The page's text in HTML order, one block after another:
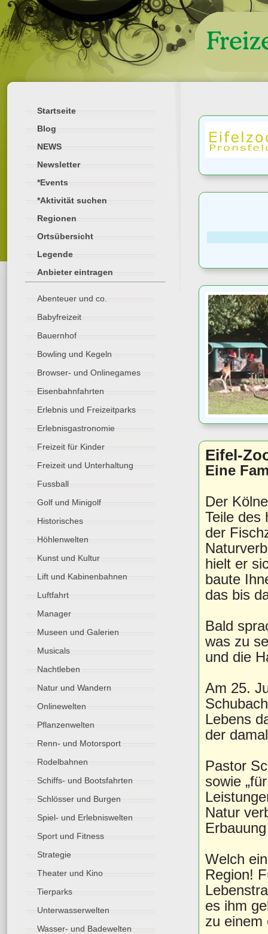
Startseite
Blog
NEWS
Newsletter
*Events
*Aktivität suchen
Regionen
Ortsübersicht
Legende
Anbieter eintragen
Abenteuer und co.
Babyfreizeit
Bauernhof
Bowling und Kegeln
Browser- und Onlinegames
Eisenbahnfahrten
Erlebnis und Freizeitparks
Erlebnisgastronomie
Freizeit für Kinder
Freizeit und Unterhaltung
Fussball
Golf und Minigolf
Historisches
Höhlenwelten
Kunst und Kultur
Lift und Kabinenbahnen
Luftfahrt
Manager
Museen und Galerien
Musicals
Nachtleben
Natur und Wandern
Onlinewelten
Pflanzenwelten
Renn- und Motorsport
Rodelbahnen
Schiffs- und Bootsfahrten
Schlösser und Burgen
Spiel- und Erlebniswelten
Sport und Fitness
Strategie
Theater und Kino
Tierparks
Unterwasserwelten
Wasser- und Badewelten
Eifel-
Eine
Der
Teile des
der
hielt er
baute
das bis
Bald
was zu
und die
Am 25.
Lebens
der
Pastor
sowie
Natur
Welch
Region!
es ihm
zu einem